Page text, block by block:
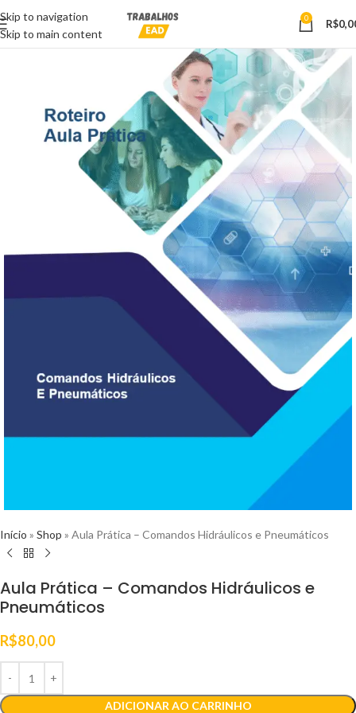
Skip to navigation
Skip to main content
0 R$
Início » Shop » Aula Prática – Comandos Hidráulicos e Pneumáticos
Aula Prática – Comandos Hidráulicos e
Pneumáticos
R$80,00
ADICIONAR AO CARRINHO